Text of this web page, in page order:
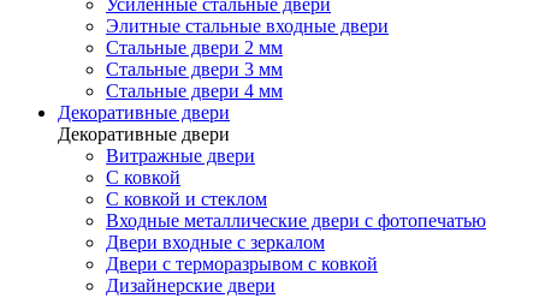
Усиленные стальные двери
Элитные стальные входные двери
Стальные двери 2 мм
Стальные двери 3 мм
Стальные двери 4 мм
Декоративные двери
Декоративные двери
Витражные двери
С ковкой
С ковкой и стеклом
Входные металлические двери с фотопечатью
Двери входные с зеркалом
Двери с терморазрывом с ковкой
Дизайнерские двери